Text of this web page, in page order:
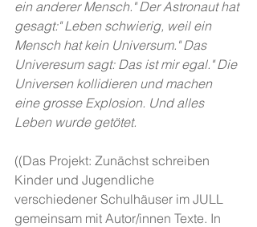
ein anderer Mensch." Der Astronaut hat
gesagt:" Leben schwierig, weil ein
Mensch hat kein Universum." Das
Univeresum sagt: Das ist mir egal." Die
Universen kollidieren und machen
eine grosse Explosion. Und alles
Leben wurde getötet.
((Das Projekt: Zunächst schreiben
Kinder und Jugendliche
verschiedener Schulhäuser im JULL
gemeinsam mit Autor/innen Texte. In